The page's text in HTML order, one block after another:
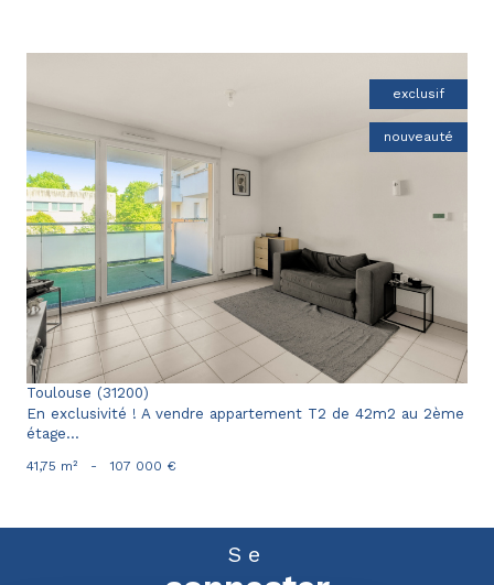
exclusif
nouveauté
voir le bien
Toulouse (31200)
En exclusivité ! A vendre appartement T2 de 42m2 au 2ème
étage...
41,75 m² - 107 000 €
Se